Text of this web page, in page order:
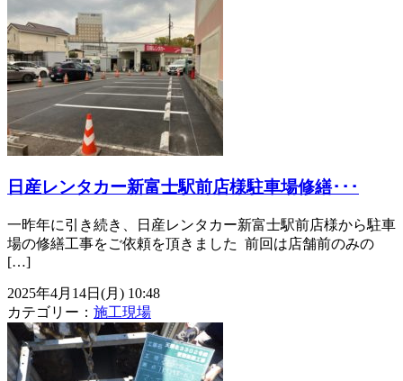
日産レンタカー新富士駅前店様駐車場修繕･･･
一昨年に引き続き、日産レンタカー新富士駅前店様から駐車
場の修繕工事をご依頼を頂きました ⁡ 前回は店舗前のみの
[…]
2025年4月14日(月) 10:48
カテゴリー： 施工現場